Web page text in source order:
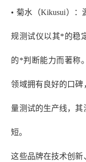
• 菊水（Kikusui）：
规测试仪以其*的稳
的*判断能力而著称
领域拥有良好的口
量测试的生产线，
短。
这些品牌在技术创